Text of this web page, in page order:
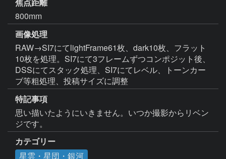
800mm
画像処理
RAW→SI7にてlightFrame61枚、dark10枚、フラット
10枚を処理。SI7にて3フレームずつコンポジット後、
DSSにてスタック処理、SI7にてレベル、トーンカー
ブ等粗処理、投稿サイズに調整
特記事項
思い描いたようにいきません。いつか撮影からリベン
ジです。
カテゴリー
星雲・星団・銀河